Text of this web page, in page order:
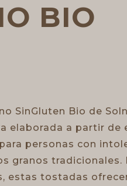
BIO
SinGluten Bio de
elaborada a partir de
personas con
granos tradicionales.
estas tostadas